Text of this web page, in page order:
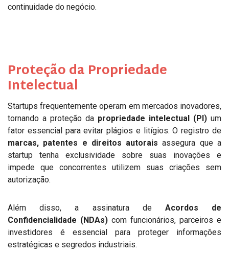
continuidade do negócio.
Proteção da Propriedade
Intelectual
Startups frequentemente operam em mercados inovadores,
tornando a proteção da propriedade intelectual (PI) um
fator essencial para evitar plágios e litígios. O registro de
marcas, patentes e direitos autorais assegura que a
startup tenha exclusividade sobre suas inovações e
impede que concorrentes utilizem suas criações sem
autorização.
Além disso, a assinatura de Acordos de
Confidencialidade (NDAs) com funcionários, parceiros e
investidores é essencial para proteger informações
estratégicas e segredos industriais.